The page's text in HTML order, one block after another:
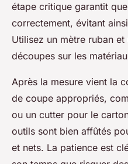
étape critique garantit
correctement, évitant
Utilisez un mètre ruban
découpes sur les
Après la mesure vient la
de coupe appropriés,
ou un cutter pour le
outils sont bien affûtés
et nets. La patience est